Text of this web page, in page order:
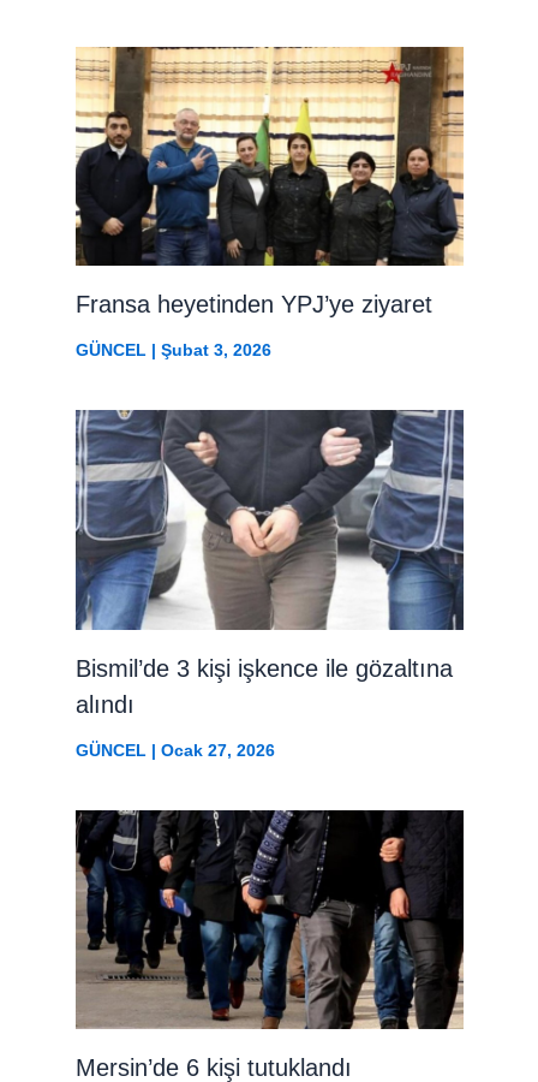
Fransa heyetinden YPJ’ye ziyaret
GÜNCEL| Şubat 3, 2026
Bismil’de 3 kişi işkence ile gözaltına
alındı
GÜNCEL | Ocak 27, 2026
Mersin’de 6 kişi tutuklandı